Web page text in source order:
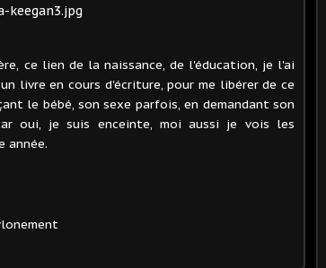
ce lien de la naissance, de l'éducation, je l'ai
livre en cours d'écriture, pour me libérer de ce
le bébé, son sexe parfois, en demandant son
oui, je suis enceinte, moi aussi je vois les
année.